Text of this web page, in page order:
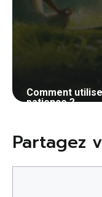
Comment
patience ?
Partagez